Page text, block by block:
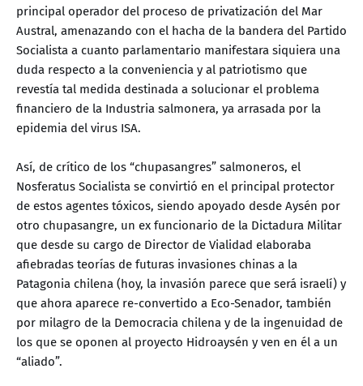
principal operador del proceso de privatización del Mar
Austral, amenazando con el hacha de la bandera del Partido
Socialista a cuanto parlamentario manifestara siquiera una
duda respecto a la conveniencia y al patriotismo que
revestía tal medida destinada a solucionar el problema
financiero de la Industria salmonera, ya arrasada por la
epidemia del virus ISA.
Así, de crítico de los “chupasangres” salmoneros, el
Nosferatus Socialista se convirtió en el principal protector
de estos agentes tóxicos, siendo apoyado desde Aysén por
otro chupasangre, un ex funcionario de la Dictadura Militar
que desde su cargo de Director de Vialidad elaboraba
afiebradas teorías de futuras invasiones chinas a la
Patagonia chilena (hoy, la invasión parece que será israelí) y
que ahora aparece re-convertido a Eco-Senador, también
por milagro de la Democracia chilena y de la ingenuidad de
los que se oponen al proyecto Hidroaysén y ven en él a un
“aliado”.